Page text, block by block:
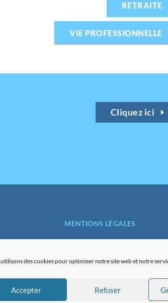
des cookies pour optimiser notre site web et notre
Accepter Refuser
RETRAITE
VIE PROFESSIONNELLE
Cliquez ici
MENTIONS LÉGALES
POLITIQUE DE COOKIES (UE)